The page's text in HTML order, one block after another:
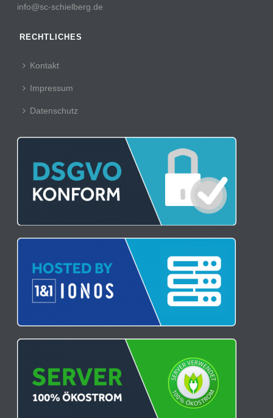
info@sc-schielberg.de
RECHTLICHES
Kontakt
Impressum
Datenschutz